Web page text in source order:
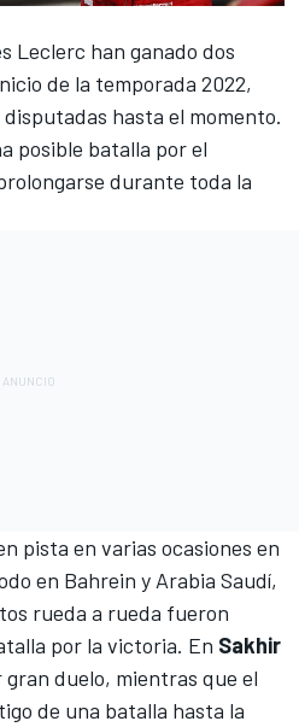
Leclerc han ganado dos
de la temporada 2022,
hasta el momento.
posible batalla por el
durante toda la
pista en varias ocasiones en
en Bahrein y Arabia Saudí,
rueda a rueda fueron
por la victoria. En Sakhir
duelo, mientras que el
de una batalla hasta la